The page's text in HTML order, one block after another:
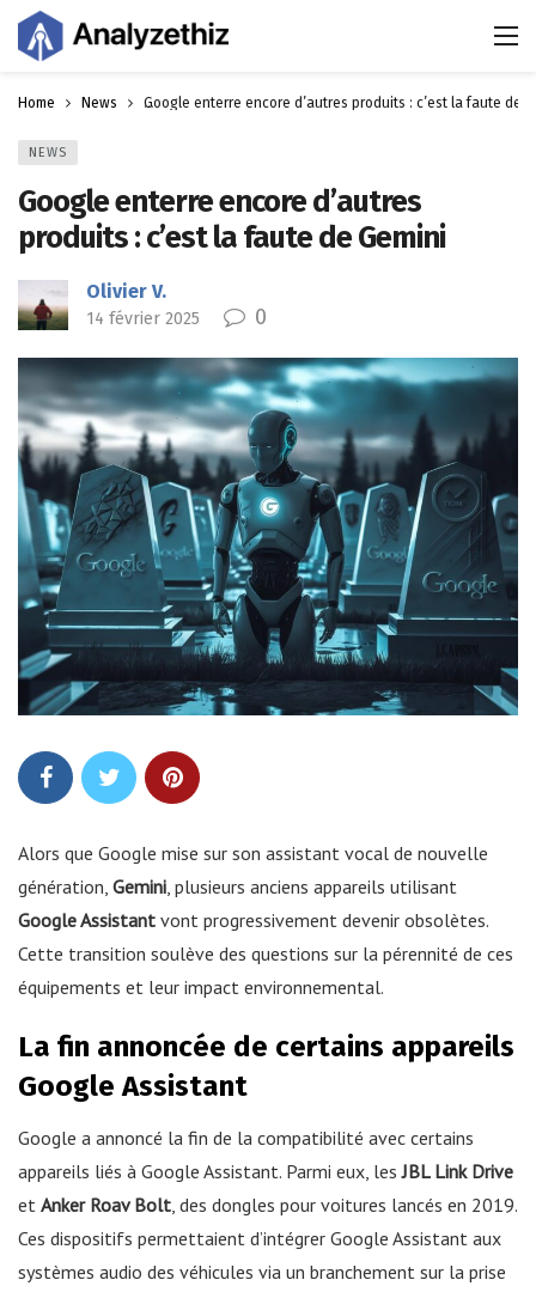
Home News Google enterre encore d’autres produits : c’est la faute de
NEWS
Google enterre encore d’autres
produits : c’est la faute de Gemini
Olivier V.
14 février 2025 0
Alors que Google mise sur son assistant vocal de nouvelle
génération, Gemini , plusieurs anciens appareils utilisant
Google Assistant vont progressivement devenir obsolètes.
Cette transition soulève des questions sur la pérennité de ces
équipements et leur impact environnemental.
La fin annoncée de certains appareils
Google Assistant
Google a annoncé la fin de la compatibilité avec certains
appareils liés à Google Assistant. Parmi eux, lesJBL Link Drive
et Anker Roav Bolt , des dongles pour voitures lancés en 2019.
Ces dispositifs permettaient d’intégrer Google Assistant aux
systèmes audio des véhicules via un branchement sur la prise